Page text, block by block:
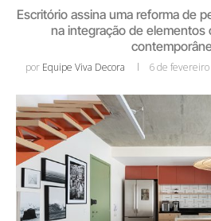
Escritório assina uma reforma de
na integração de elementos
por Equipe Viva Decora 6 de